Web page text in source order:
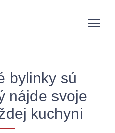
bylinky sú
nájde svoje
kuchyni